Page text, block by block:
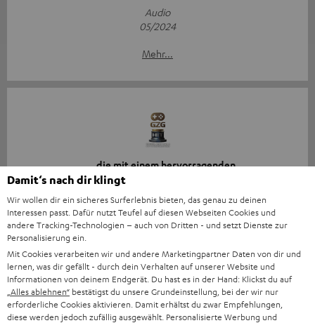
Audio
05/2024
Mehr...
„… die mit einem hervorragenden
Preis-/Leistungsverhältnis und tollem Klangerlebnis…“
www.gamezgeneration.de
30.04.2024
Mehr...
Damit‘s nach dir klingt
Wir wollen dir ein sicheres Surferlebnis bieten, das genau zu deinen
Interessen passt. Dafür nutzt Teufel auf diesen Webseiten Cookies und
andere Tracking-Technologien – auch von Dritten - und setzt Dienste zur
Personalisierung ein.
Mit Cookies verarbeiten wir und andere Marketingpartner Daten von dir und
lernen, was dir gefällt - durch dein Verhalten auf unserer Website und
Informationen von deinem Endgerät. Du hast es in der Hand: Klickst du auf
„Alles ablehnen“ bestätigst du unsere Grundeinstellung, bei der wir nur
erforderliche Cookies aktivieren. Damit erhältst du zwar Empfehlungen,
diese werden jedoch zufällig ausgewählt. Personalisierte Werbung und